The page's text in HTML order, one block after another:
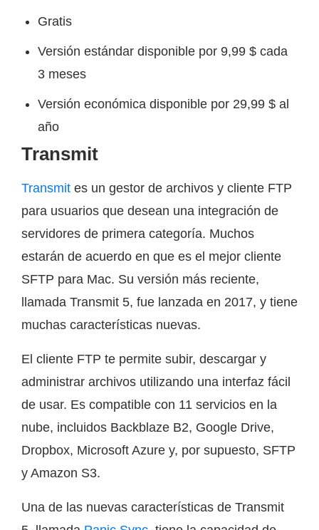
Gratis
Versión estándar disponible por 9,99 $ cada
3 meses
Versión económica disponible por 29,99 $ al
año
Transmit
Transmit es un gestor de archivos y cliente FTP
para usuarios que desean una integración de
servidores de primera categoría. Muchos
estarán de acuerdo en que es el mejor cliente
SFTP para Mac. Su versión más reciente,
llamada Transmit 5, fue lanzada en 2017, y tiene
muchas características nuevas.
El cliente FTP te permite subir, descargar y
administrar archivos utilizando una interfaz fácil
de usar. Es compatible con 11 servicios en la
nube, incluidos Backblaze B2, Google Drive,
Dropbox, Microsoft Azure y, por supuesto, SFTP
y Amazon S3.
Una de las nuevas características de Transmit